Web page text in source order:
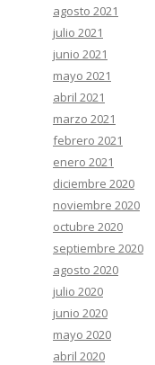
agosto 2021
julio 2021
junio 2021
mayo 2021
abril 2021
marzo 2021
febrero 2021
enero 2021
diciembre 2020
noviembre 2020
octubre 2020
septiembre 2020
agosto 2020
julio 2020
junio 2020
mayo 2020
abril 2020